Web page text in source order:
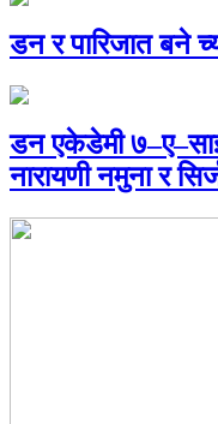
डन र पारिजात बने
डन एकेडेमी
नारायणी नमुना र